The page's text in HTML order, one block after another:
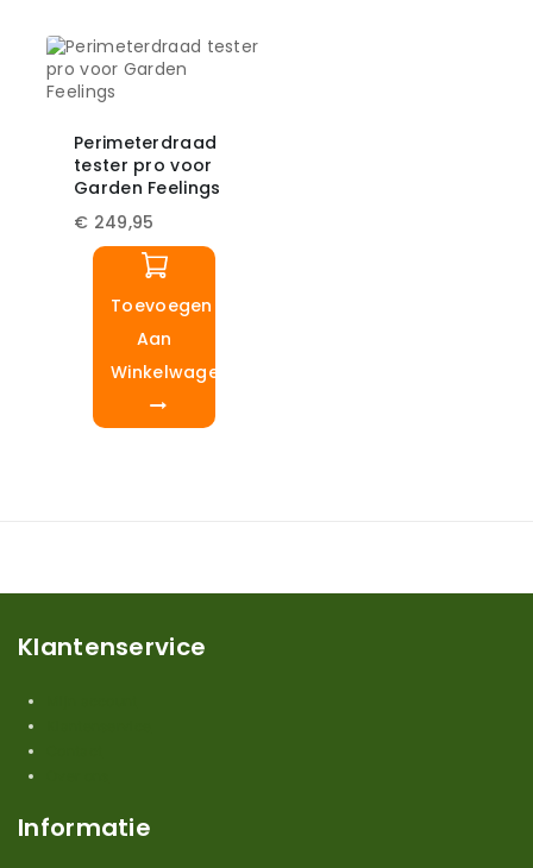
Perimeterdraad
tester pro voor
Garden Feelings
€ 249,95
Toevoegen
Aan
Winkelwagen
Klantenservice
Informatie